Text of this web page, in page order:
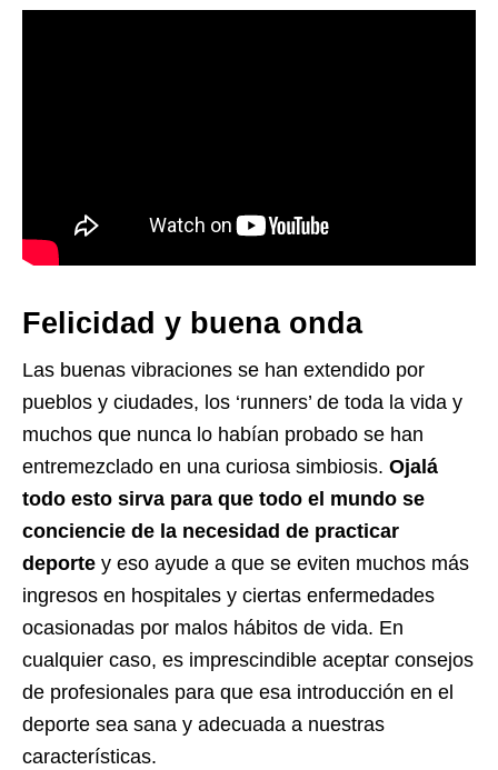
Felicidad y buena onda
Las buenas vibraciones se han extendido por
pueblos y ciudades, los ‘runners’ de toda la vida y
muchos que nunca lo habían probado se han
entremezclado en una curiosa simbiosis. Ojalá
todo esto sirva para que todo el mundo se
conciencie de la necesidad de practicar
deporte y eso ayude a que se eviten muchos más
ingresos en hospitales y ciertas enfermedades
ocasionadas por malos hábitos de vida. En
cualquier caso, es imprescindible aceptar consejos
de profesionales para que esa introducción en el
deporte sea sana y adecuada a nuestras
características.